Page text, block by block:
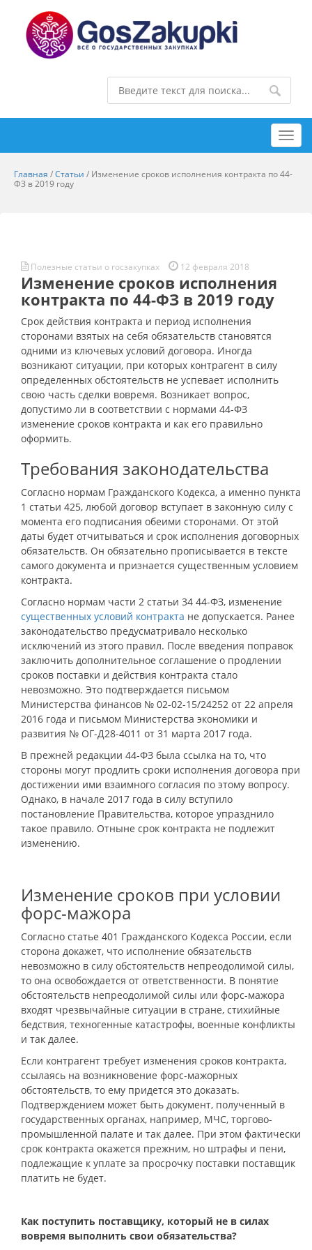
Главная /Статьи / Изменение сроков исполнения контракта по 44-
ФЗ в 2019 году
Полезные статьи о госзакупках 12 февраля 2018
Изменение сроков исполнения
контракта по 44-ФЗ в 2019 году
Срок действия контракта и период исполнения
сторонами взятых на себя обязательств становятся
одними из ключевых условий договора. Иногда
возникают ситуации, при которых контрагент в силу
определенных обстоятельств не успевает исполнить
свою часть сделки вовремя. Возникает вопрос,
допустимо ли в соответствии с нормами 44-ФЗ
изменение сроков контракта и как его правильно
оформить.
Требования законодательства
Согласно нормам Гражданского Кодекса, а именно пункта
1 статьи 425, любой договор вступает в законную силу с
момента его подписания обеими сторонами. От этой
даты будет отчитываться и срок исполнения договорных
обязательств. Он обязательно прописывается в тексте
самого документа и признается существенным условием
контракта.
Согласно нормам части 2 статьи 34 44-ФЗ, изменение
существенных условий контракта не допускается. Ранее
законодательство предусматривало несколько
исключений из этого правил. После введения поправок
заключить дополнительное соглашение о продлении
сроков поставки и действия контракта стало
невозможно. Это подтверждается письмом
Министерства финансов № 02-02-15/24252 от 22 апреля
2016 года и письмом Министерства экономики и
развития № ОГ-Д28-4011 от 31 марта 2017 года.
В прежней редакции 44-ФЗ была ссылка на то, что
стороны могут продлить сроки исполнения договора при
достижении ими взаимного согласия по этому вопросу.
Однако, в начале 2017 года в силу вступило
постановление Правительства, которое упразднило
такое правило. Отныне срок контракта не подлежит
изменению.
Изменение сроков при условии
форс-мажора
Согласно статье 401 Гражданского Кодекса России, если
сторона докажет, что исполнение обязательств
невозможно в силу обстоятельств непреодолимой силы,
то она освобождается от ответственности. В понятие
обстоятельств непреодолимой силы или форс-мажора
входят чрезвычайные ситуации в стране, стихийные
бедствия, техногенные катастрофы, военные конфликты
и так далее.
Если контрагент требует изменения сроков контракта,
ссылаясь на возникновение форс-мажорных
обстоятельств, то ему придется это доказать.
Подтверждением может быть документ, полученный в
государственных органах, например, МЧС, торгово-
промышленной палате и так далее. При этом фактически
срок контракта окажется прежним, но штрафы и пени,
подлежащие к уплате за просрочку поставки поставщик
платить не будет.
Как поступить поставщику, который не в силах
вовремя выполнить свои обязательства?